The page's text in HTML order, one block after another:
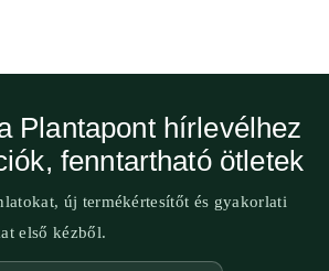
Plantapont hírlevélhez
fenntartható ötletek
új termékértesítőt és gyakorlati
első kézből.